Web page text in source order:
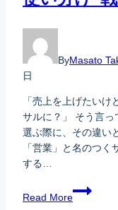
ByMasato
日
「売上を上げたい
サルに？」 そう言
選ぶ際に、その違い
「営業」と名のつ
する…
Read More